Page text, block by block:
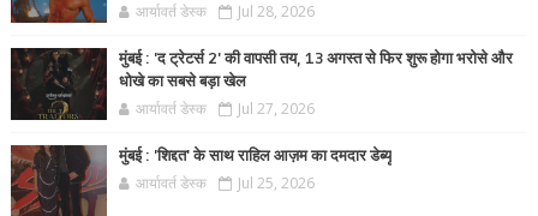
आर्यावर्त डेस्क Jul 28, 2026
मुंबई : 'द ट्रेटर्स 2' की वापसी तय, 13 अगस्त से फिर शुरू होगा भरोसे और
धोखे का सबसे बड़ा खेल
आर्यावर्त डेस्क Jul 27, 2026
मुंबई : 'शिद्दत' के साथ राहिल आज़म का दमदार डेब्यू
आर्यावर्त डेस्क Jul 25, 2026